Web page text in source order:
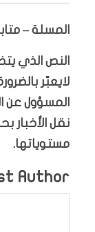
المسلة –
النص الذي
لايعبّر
المسؤول
نقل الأخبار
مستوياتها.
Author